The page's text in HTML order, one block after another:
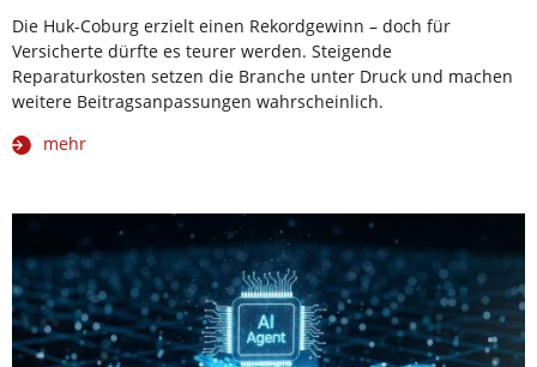
Die Huk-Coburg erzielt einen Rekordgewinn – doch für
Versicherte dürfte es teurer werden. Steigende
Reparaturkosten setzen die Branche unter Druck und machen
weitere Beitragsanpassungen wahrscheinlich.
mehr